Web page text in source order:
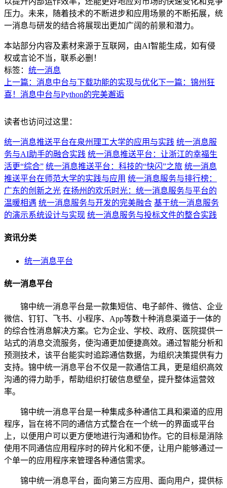
压力。未来，随着技术的不断进步和应用场景的不断拓展，统
一消息与研发的结合将展现出更加广阔的前景和潜力。
本站部分内容及素材来源于互联网，由AI智能生成，如有侵
权或言论不当，联系必删！
标签： 统一消息
上一篇：消息中台与下载功能的实现与优化下一篇：锦州狂
喜！消息中台与Python的完美邂逅
读者也访问过这里：
统一消息推送平台在泉州理工大学的应用与实践 统一消息服
务与AI助手的融合实践 统一消息推送平台：让浙江的幸福生
活更“综合” 统一消息推送平台：科技的“快闪”之旅 统一消息
推送平台在师范大学的实践与应用 统一消息服务与排行榜：
广东的创新之光 在扬州的欢乐时光：统一消息服务与平台的
温暖相遇 统一消息服务与开发的完美融合 基于统一消息服务
的演示系统设计与实现 统一消息服务与投标文件的整合实践
资讯分类
统一消息平台
统一消息平台
锦中统一消息平台是一款集短信、电子邮件、微信、企业
微信、钉钉、飞书、小程序、App等数十种消息渠道于一体的
的综合性消息解决方案。它为企业、学校、政府、医院提供一
站式的消息交流服务，使沟通更加便捷高效。通过智能分析和
预测技术，该平台能实时追踪通信数据，为组织决策提供有力
支持。锦中统一消息平台不仅是一款通信工具，更是组织高效
沟通的得力助手，帮助组织打破信息壁垒，提升整体运营效
率。
锦中统一消息平台是一种集成多种通信工具和渠道的应用
程序，旨在将不同的通信方式整合在一个统一的界面或平台
上，以便用户可以更方便地进行沟通和协作。它的目标是消除
使用不同通信应用程序时的碎片化和不便，让用户能够通过一
个单一的应用程序来管理各种通信需求。
锦中统一消息平台，面向第三方应用、面向用户，提供标